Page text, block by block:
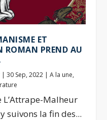
ET
PREND AU
|30 Sep, 2022 |A la une,
L’Attrape-Malheur
suivons la fin des...